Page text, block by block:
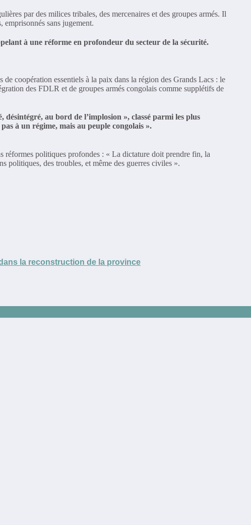
par des milices tribales, des mercenaires et des groupes armés. Il
sans jugement.
à une réforme en profondeur du secteur de la sécurité.
coopération essentiels à la paix dans la région des Grands Lacs : le
des FDLR et de groupes armés congolais comme supplétifs de
au bord de l’implosion », classé parmi les plus
à un régime, mais au peuple congolais ».
réformes politiques profondes : « La dictature doit prendre fin, la
politiques, des troubles, et même des guerres civiles ».
la reconstruction de la province